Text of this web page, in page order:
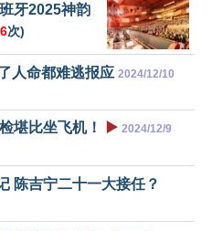
牙2025神韵
次)
人命都难逃报应 2024/12/10
堪比坐飞机！ ▶️ 2024/12/9
陈吉宁二十一大接任？